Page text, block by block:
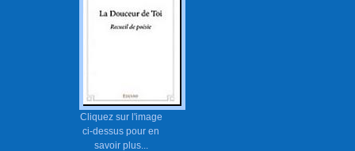
Cliquez sur l'image
ci-dessus pour en
savoir plus...